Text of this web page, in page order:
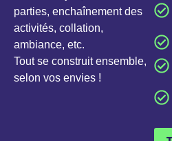
parties, enchaînement des
activités, collation,
ambiance, etc.
Tout se construit ensemble,
selon vos envies !